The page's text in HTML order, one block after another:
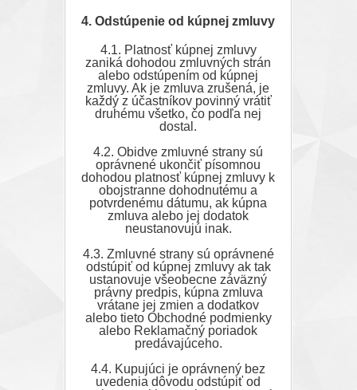
4. Odstúpenie od kúpnej zmluvy
4.1. Platnosť kúpnej zmluvy
zaniká dohodou zmluvných strán
alebo odstúpením od kúpnej
zmluvy. Ak je zmluva zrušená, je
každý z účastníkov povinný vrátiť
druhému všetko, čo podľa nej
dostal.
4.2. Obidve zmluvné strany sú
oprávnené ukončiť písomnou
dohodou platnosť kúpnej zmluvy k
obojstranne dohodnutému a
potvrdenému dátumu, ak kúpna
zmluva alebo jej dodatok
neustanovujú inak.
4.3. Zmluvné strany sú oprávnené
odstúpiť od kúpnej zmluvy ak tak
ustanovuje všeobecne záväzný
právny predpis, kúpna zmluva
vrátane jej zmien a dodatkov
alebo tieto Obchodné podmienky
alebo Reklamačný poriadok
predávajúceho.
4.4. Kupujúci je oprávnený bez
uvedenia dôvodu odstúpiť od